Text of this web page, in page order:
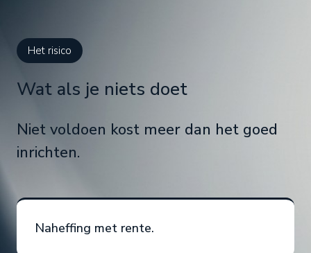
Het risico
Wat als je niets doet
Niet voldoen kost meer dan het goed
inrichten.
Naheffing met rente.